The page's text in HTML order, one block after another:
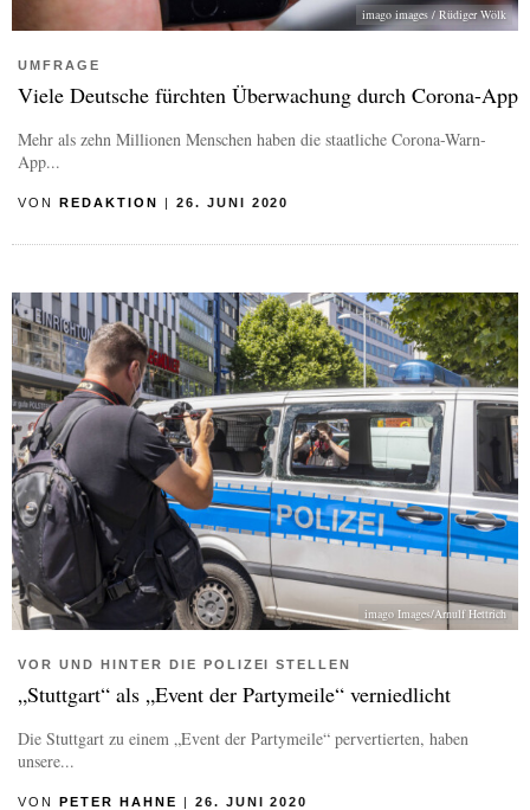
imago images / Rüdiger Wölk
UMFRAGE
Viele Deutsche fürchten Überwachung durch Corona-App
Mehr als zehn Millionen Menschen haben die staatliche Corona-Warn-
App...
VON REDAKTION | 26. JUNI 2020
imago Images/Arnulf Hettrich
VOR UND HINTER DIE POLIZEI STELLEN
„Stuttgart“ als „Event der Partymeile“ verniedlicht
Die Stuttgart zu einem „Event der Partymeile“ pervertierten, haben
unsere...
VON PETER HAHNE | 26. JUNI 2020